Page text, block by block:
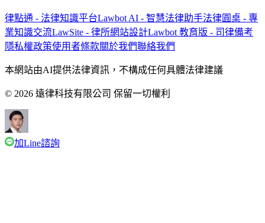
律點通 - 法律知識平台Lawbot AI - 智慧法律助手法律圓桌 - 專
業知識交流LawSite - 律所網站設計Lawbot 教育版 - 司律備考
隱私權政策使用者條款關於我們聯絡我們
本網站由AI提供法律資訊，不構成任何具體法律建議
© 2026 遠律科技有限公司 保留一切權利
加Line諮詢